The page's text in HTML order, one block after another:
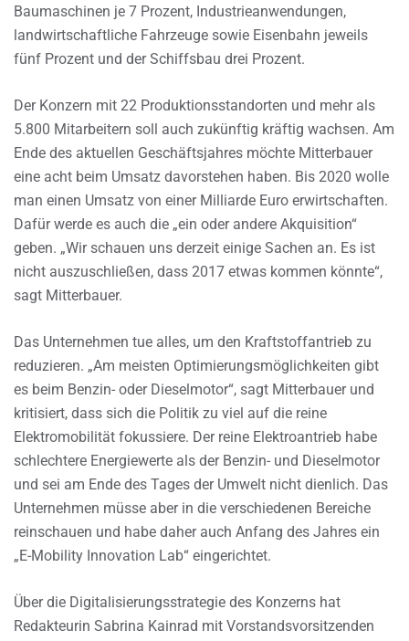
Baumaschinen je 7 Prozent, Industrieanwendungen,
landwirtschaftliche Fahrzeuge sowie Eisenbahn jeweils
fünf Prozent und der Schiffsbau drei Prozent.
Der Konzern mit 22 Produktionsstandorten und mehr als
5.800 Mitarbeitern soll auch zukünftig kräftig wachsen. Am
Ende des aktuellen Geschäftsjahres möchte Mitterbauer
eine acht beim Umsatz davorstehen haben. Bis 2020 wolle
man einen Umsatz von einer Milliarde Euro erwirtschaften.
Dafür werde es auch die „ein oder andere Akquisition“
geben. „Wir schauen uns derzeit einige Sachen an. Es ist
nicht auszuschließen, dass 2017 etwas kommen könnte“,
sagt Mitterbauer.
Das Unternehmen tue alles, um den Kraftstoffantrieb zu
reduzieren. „Am meisten Optimierungsmöglichkeiten gibt
es beim Benzin- oder Dieselmotor“, sagt Mitterbauer und
kritisiert, dass sich die Politik zu viel auf die reine
Elektromobilität fokussiere. Der reine Elektroantrieb habe
schlechtere Energiewerte als der Benzin- und Dieselmotor
und sei am Ende des Tages der Umwelt nicht dienlich. Das
Unternehmen müsse aber in die verschiedenen Bereiche
reinschauen und habe daher auch Anfang des Jahres ein
„E-Mobility Innovation Lab“ eingerichtet.
Über die Digitalisierungsstrategie des Konzerns hat
Redakteurin Sabrina Kainrad mit Vorstandsvorsitzenden